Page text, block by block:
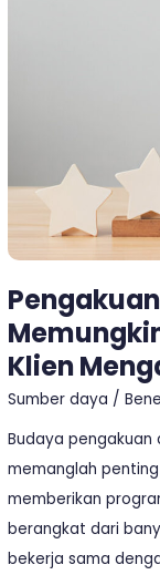
Klien
Sumber daya /
Budaya
memanglah
memberikan
berangkat dari
bekerja sama
Mengakui
Karyawan
Anda